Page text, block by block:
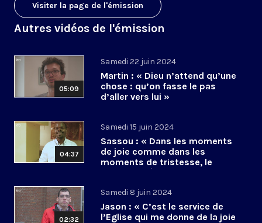
Visiter la page de l'émission
Autres vidéos de l'émission
05:09
Samedi 22 juin 2024
Martin : « Dieu n’attend qu’une
chose : qu’on fasse le pas
d’aller vers lui »
04:37
Samedi 15 juin 2024
Sassou : « Dans les moments
de joie comme dans les
moments de tristesse, le
Christ est là »
02:32
Samedi 8 juin 2024
Jason : « C’est le service de
l’Eglise qui me donne de la joie